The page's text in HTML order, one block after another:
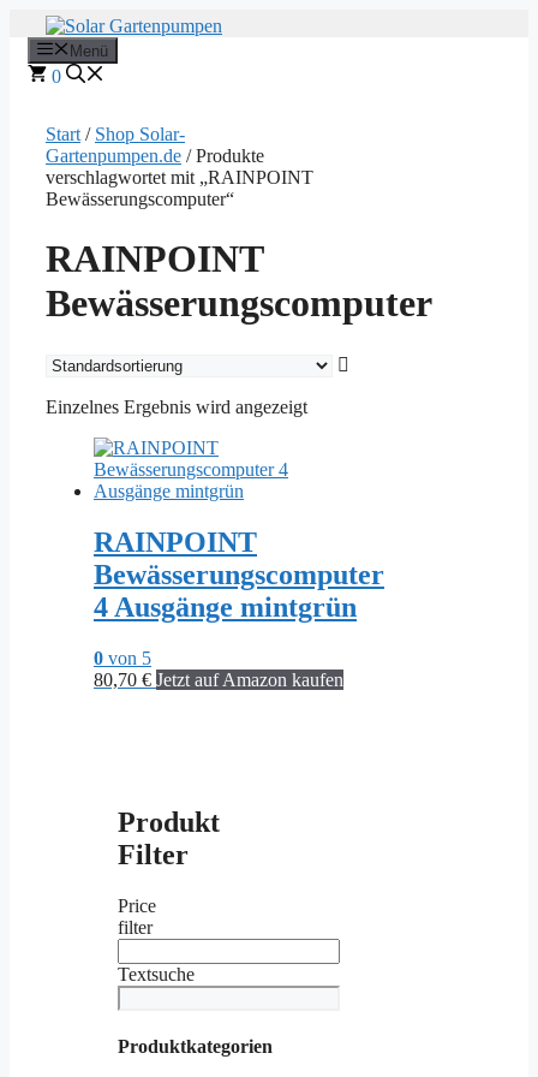
Inhalt
springen
Menü
0
Start / Shop Solar-
Gartenpumpen.de / Produkte
verschlagwortet mit „RAINPOINT
Bewässerungscomputer“
RAINPOINT
Bewässerungscomputer
Einzelnes Ergebnis wird angezeigt
RAINPOINT
Bewässerungscomputer
4 Ausgänge mintgrün
0 von 5
80,70 € Jetzt auf Amazon kaufen
Produkt
Filter
Price
filter
Textsuche
Produktkategorien